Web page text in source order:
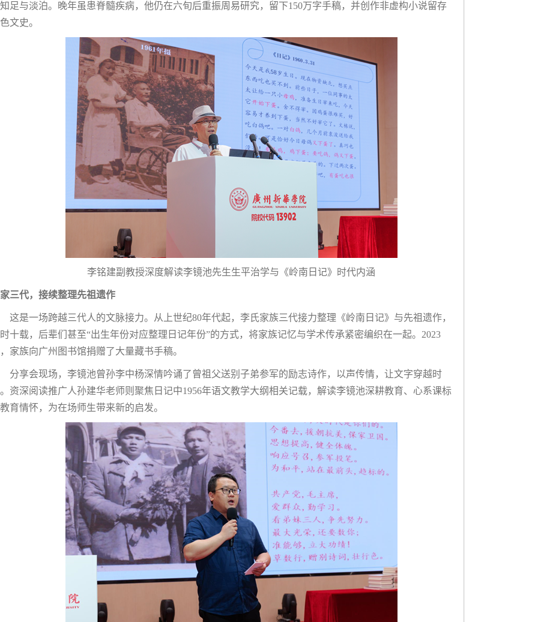
足与淡泊。晚年虽患脊髓疾病，他仍在六旬后重振周易研究，留下150万字手稿，并创作非虚构小说留存
文史。
李铭建副教授深度解读李镜池先生生平治学与《岭南日记》时代内涵
三代，接续整理先祖遗作
这是一场跨越三代人的文脉接力。从上世纪80年代起，李氏家族三代接力整理《岭南日记》与先祖遗作，
十载，后辈们甚至“出生年份对应整理日记年份”的方式，将家族记忆与学术传承紧密编织在一起。2023
家族向广州图书馆捐赠了大量藏书手稿。
分享会现场，李镜池曾孙李中杨深情吟诵了曾祖父送别子弟参军的励志诗作，以声传情，让文字穿越时
资深阅读推广人孙建华老师则聚焦日记中1956年语文教学大纲相关记载，解读李镜池深耕教育、心系课标
育情怀，为在场师生带来新的启发。